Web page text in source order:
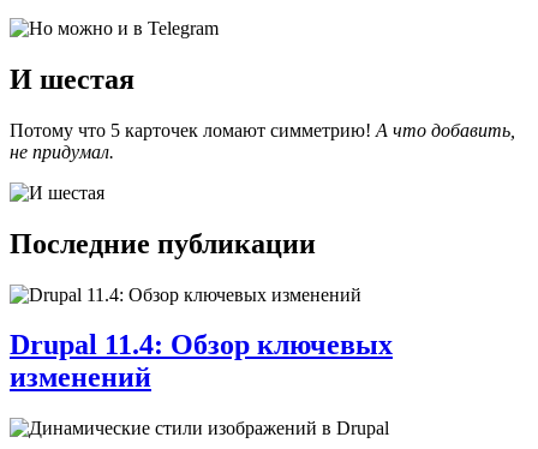
И шестая
Потому что 5 карточек ломают симметрию! А что добавить,
не придумал.
Последние публикации
Drupal 11.4: Обзор ключевых
изменений